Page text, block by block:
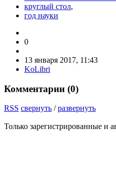
круглый стол,
год науки
0
13 января 2017, 11:43
KoLibri
Комментарии (0)
RSS свернуть /развернуть
Только зарегистрированные и